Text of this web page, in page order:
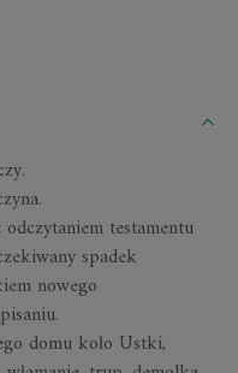
testamentu
spadek
nowego
domu koło Ustki,